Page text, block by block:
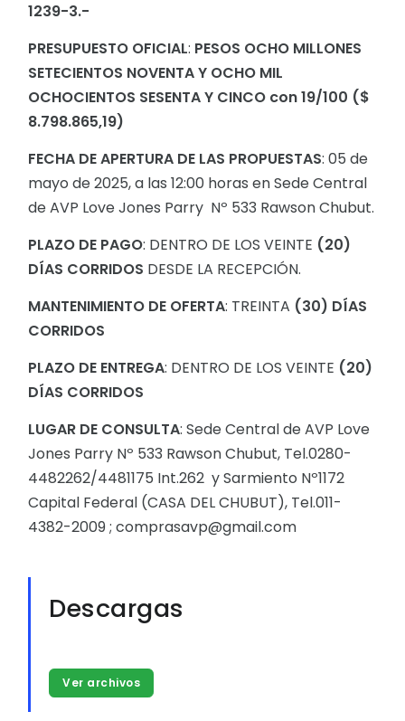
1239-3.-
PRESUPUESTO OFICIAL: PESOS OCHO MILLONES
SETECIENTOS NOVENTA Y OCHO MIL
OCHOCIENTOS SESENTA Y CINCO con 19/100 ($
8.798.865,19)
FECHA DE APERTURA DE LAS PROPUESTAS: 05 de
mayo de 2025, a las 12:00 horas en Sede Central
de AVP Love Jones Parry Nº 533 Rawson Chubut.
PLAZO DE PAGO: DENTRO DE LOS VEINTE (20)
DÍAS CORRIDOS DESDE LA RECEPCIÓN.
MANTENIMIENTO DE OFERTA: TREINTA (30) DÍAS
CORRIDOS
PLAZO DE ENTREGA: DENTRO DE LOS VEINTE (20)
DÍAS CORRIDOS
LUGAR DE CONSULTA: Sede Central de AVP Love
Jones Parry Nº 533 Rawson Chubut, Tel.0280-
4482262/4481175 Int.262 y Sarmiento Nº1172
Capital Federal (CASA DEL CHUBUT), Tel.011-
4382-2009 ; comprasavp@gmail.com
Descargas
Ver archivos